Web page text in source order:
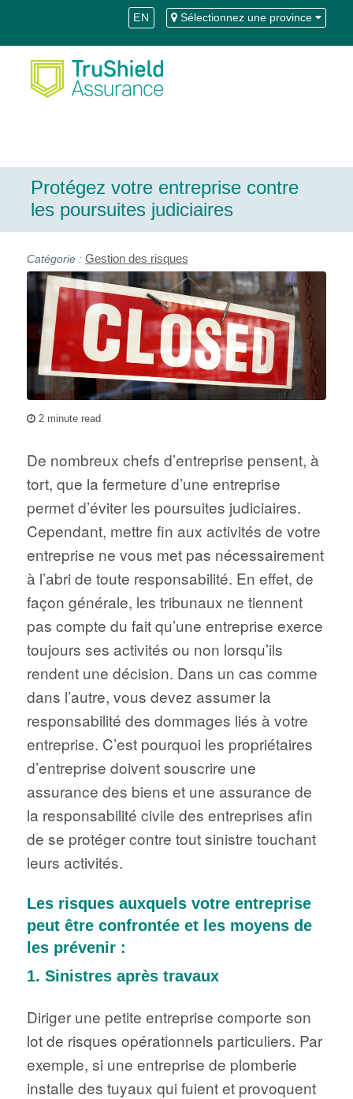
Content
la
navigation
EN Sélectionnez une province
Protégez votre entreprise contre
les poursuites judiciaires
Gestion des risques
2 minute read
De nombreux chefs d’entreprise pensent, à
tort, que la fermeture d’une entreprise
permet d’éviter les poursuites judiciaires.
Cependant, mettre fin aux activités de votre
entreprise ne vous met pas nécessairement
à l’abri de toute responsabilité. En effet, de
façon générale, les tribunaux ne tiennent
pas compte du fait qu’une entreprise exerce
toujours ses activités ou non lorsqu’ils
rendent une décision. Dans un cas comme
dans l’autre, vous devez assumer la
responsabilité des dommages liés à votre
entreprise. C’est pourquoi les propriétaires
d’entreprise doivent souscrire une
assurance des biens et une assurance de
la responsabilité civile des entreprises afin
de se protéger contre tout sinistre touchant
leurs activités.
Les risques auxquels votre entreprise
peut être confrontée et les moyens de
les prévenir :
1. Sinistres après travaux
Diriger une petite entreprise comporte son
lot de risques opérationnels particuliers. Par
exemple, si une entreprise de plomberie
installe des tuyaux qui fuient et provoquent